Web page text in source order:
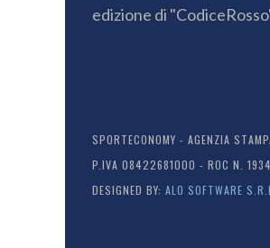
edizione di
SPORTECONOMY - AGENZIA
P.IVA 08422681000 - ROC N.
DESIGNED BY: ALO SOFTWARE S.R.L.